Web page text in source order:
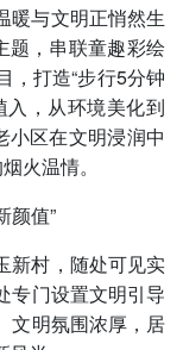
暖与文明正悄然生
题，串联童趣彩绘
，打造“步行5分钟
入，从环境美化到
小区在文明浸润中
火温情。
颜值”
新村，随处可见实
专门设置文明引导
文明氛围浓厚，居